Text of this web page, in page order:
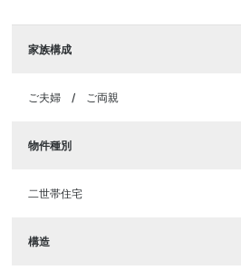
家族構成
ご夫婦 ご両親
物件種別
二世帯住宅
構造